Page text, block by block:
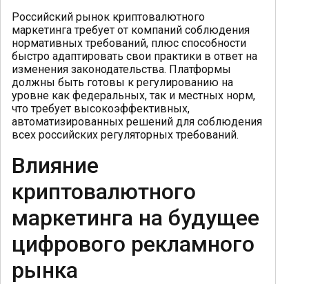
Российский рынок криптовалютного
маркетинга требует от компаний соблюдения
нормативных требований, плюс способности
быстро адаптировать свои практики в ответ на
изменения законодательства. Платформы
должны быть готовы к регулированию на
уровне как федеральных, так и местных норм,
что требует высокоэффективных,
автоматизированных решений для соблюдения
всех российских регуляторных требований.
Влияние
криптовалютного
маркетинга на будущее
цифрового рекламного
рынка